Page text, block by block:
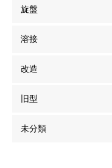
旋盤
溶接
改造
旧型
未分類